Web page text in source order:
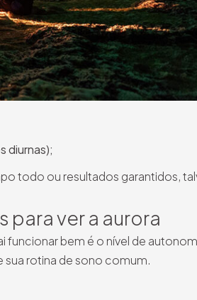
diurnas);
todo ou resultados garantidos,
para ver a aurora
funcionar bem é o nível de
sua rotina de sono comum.